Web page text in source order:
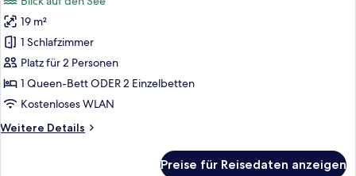
für
Comfort-
Doppel-
oder
-
Zweibettzimmer,
Seeblick
19 m²
1 Schlafzimmer
Platz für 2 Personen
1 Queen-Bett ODER 2 Einzelbetten
Kostenloses WLAN
Weitere Details
Weitere
Preise für Reisedaten anzeigen